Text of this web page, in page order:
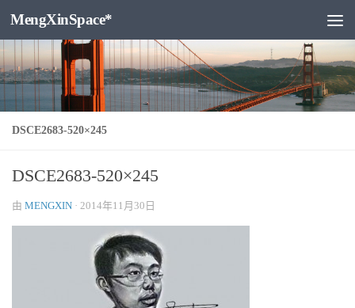
跳至内容
MengXinSpace*
DSCE2683-520×245
DSCE2683-520×245
由 MENGXIN · 2014年11月30日